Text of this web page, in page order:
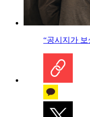
“공시지가